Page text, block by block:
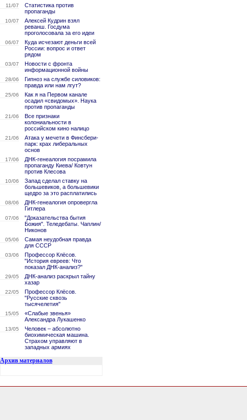
11/07
Статистика против
пропаганды
10/07
Алексей Кудрин взял
реванш. Госдума
проголосовала за его идеи
06/07
Куда исчезают деньги всей
России: вопрос и ответ
рядом
03/07
Новости с фронта
информационной войны
28/06
Гипноз на службе силовиков:
правда или нам лгут?
25/06
Как я на Первом канале
осадил «свидомых». Наука
против пропаганды
21/06
Все признаки
колониальности в
российском кино налицо
21/06
Атака у мечети в Финсбери-
парк: крах либеральных
основ
17/06
ДНК-генеалогия посрамила
пропаганду Киева/ Ковтун
против Клесова
10/06
Запад сделал ставку на
большевиков, а большевики
щедро за это расплатились
08/06
ДНК-генеалогия опровергла
Гитлера
07/06
"Доказательства бытия
Божия". Теледебаты. Чаплин/
Никонов
05/06
Самая неудобная правда
для СССР
03/06
Профессор Клёсов.
"История евреев: Что
показал ДНК-анализ?"
29/05
ДНК-анализ раскрыл тайну
хазар
22/05
Профессор Клёсов.
"Русские сквозь
тысячелетия"
15/05
«Слабые звенья»
Александра Лукашенко
13/05
Человек – абсолютно
биохимическая машина.
Страхом управляют в
западных армиях
Архив материалов